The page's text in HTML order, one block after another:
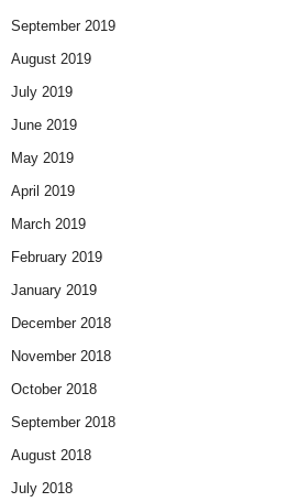
September 2019
August 2019
July 2019
June 2019
May 2019
April 2019
March 2019
February 2019
January 2019
December 2018
November 2018
October 2018
September 2018
August 2018
July 2018